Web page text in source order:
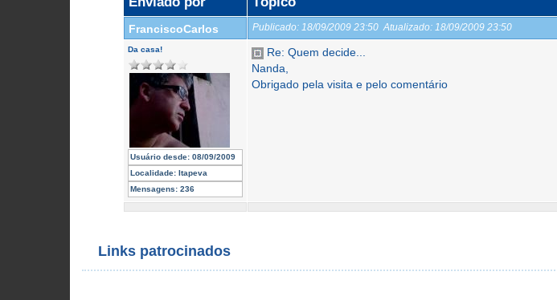
FranciscoCarlos Publicado: 18/09/2009 23:50 Atualizado: 18/09/2009 23:50
Da casa!
Usuário desde: 08/09/2009
Localidade: Itapeva
Mensagens: 236
Re: Quem decide...
Nanda,
Obrigado pela visita e pelo comentário
Links patrocinados